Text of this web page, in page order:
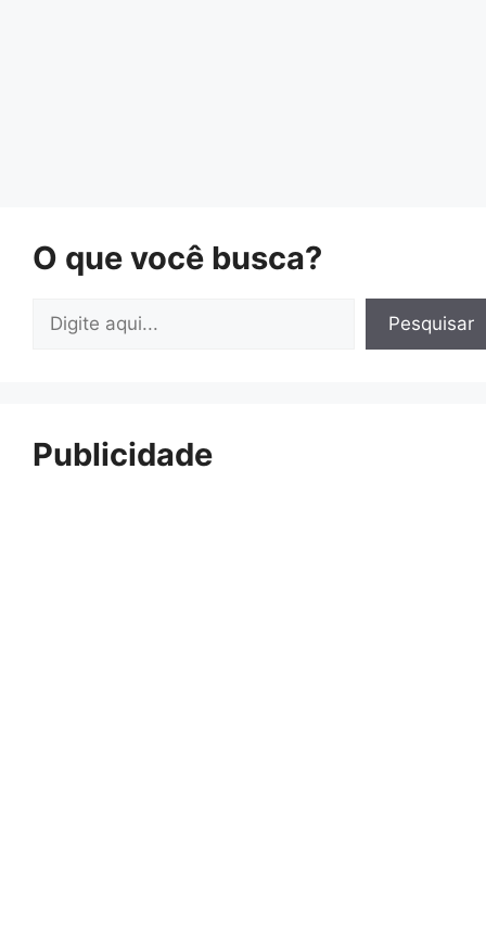
O que você busca?
Pesquisar Pesquisar
Publicidade